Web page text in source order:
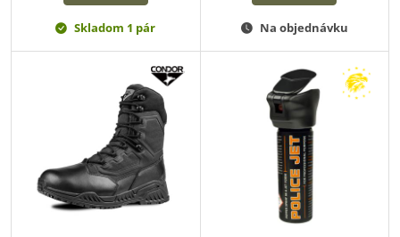
Skladom 1 pár Na objednávku